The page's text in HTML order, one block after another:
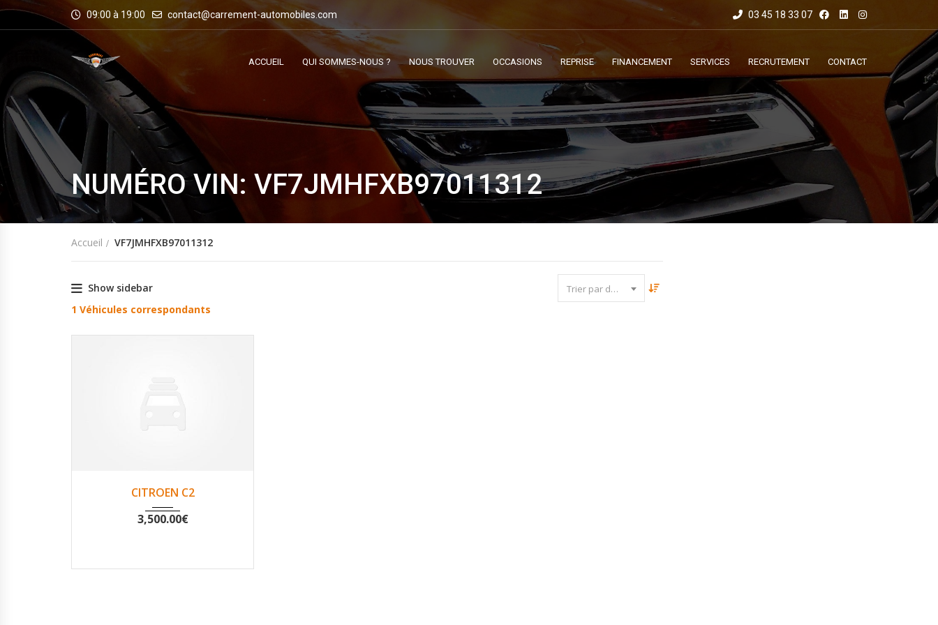
09:00 à 19:00 contact@carrement-automobiles.com 03 45 18 33 07
ACCUEIL QUI SOMMES-NOUS ? NOUS TROUVER OCCASIONS REPRISE FINANCEMENT SERVICES RECRUTEMENT CONTACT
NUMÉRO VIN: VF7JMHFXB97011312
Accueil VF7JMHFXB97011312
Show sidebar Trier par date
1 Véhicules correspondants
Non
CITROEN C2
3,500.00€